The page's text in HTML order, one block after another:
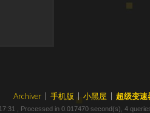
Archiver 手机版 小黑屋 超级变速
, Processed in 0.017470 second(s), 4 queries